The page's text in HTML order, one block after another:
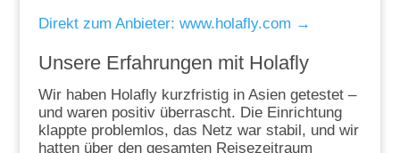
Direkt zum Anbieter: www.holafly.com →
Unsere Erfahrungen mit Holafly
Wir haben Holafly kurzfristig in Asien getestet –
und waren positiv überrascht. Die Einrichtung
klappte problemlos, das Netz war stabil, und wir
hatten über den gesamten Reisezeitraum